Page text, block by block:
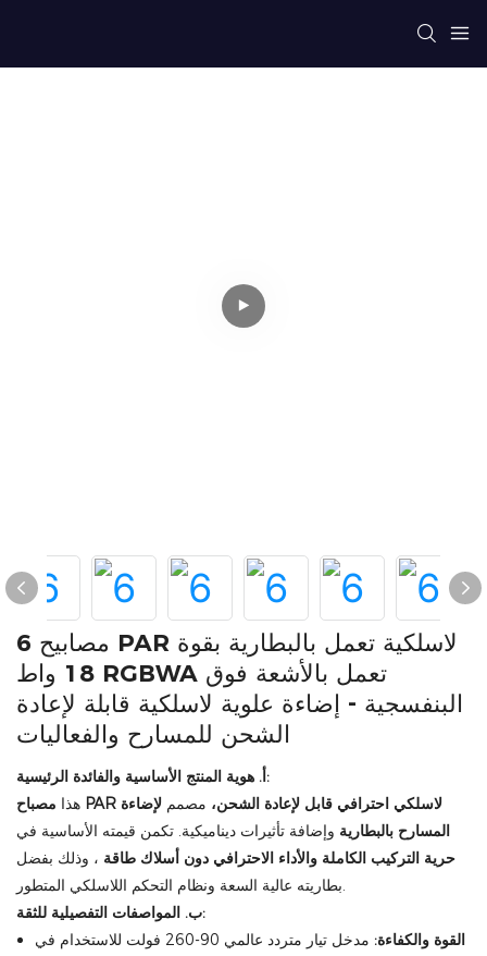
6 مصابيح PAR لاسلكية تعمل بالبطارية بقوة
18 واط RGBWA تعمل بالأشعة فوق
البنفسجية - إضاءة علوية لاسلكية قابلة لإعادة
الشحن للمسارح والفعاليات
أ. هوية المنتج الأساسية والفائدة الرئيسية:
هذا
مصباح PAR لاسلكي احترافي قابل لإعادة الشحن، مصمم لإضاءة
المسارح بالبطارية وإضافة تأثيرات ديناميكية. تكمن قيمته الأساسية في
حرية التركيب الكاملة والأداء الاحترافي دون أسلاك طاقة ، وذلك بفضل
بطاريته عالية السعة ونظام التحكم اللاسلكي المتطور.
ب. المواصفات التفصيلية للثقة:
القوة والكفاءة:
مدخل تيار متردد عالمي 90-260 فولت للاستخدام في